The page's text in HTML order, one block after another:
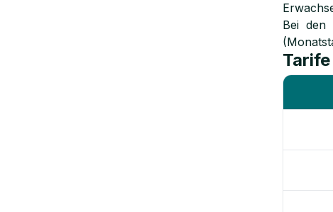
Bei den